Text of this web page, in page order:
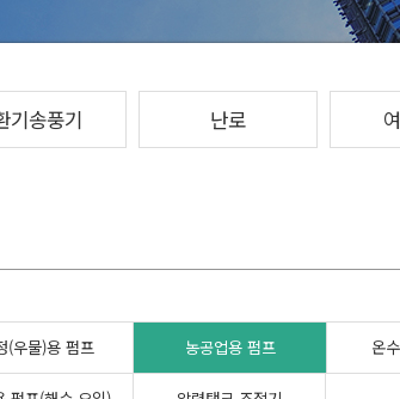
기송풍기 난로
(우물)용 펌프 농공업용 펌프 온